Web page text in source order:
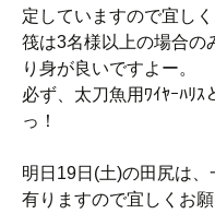
定していますので宜し
筏は3名様以上の場合の
り身が良いですよー。
必ず、太刀魚用ﾜｲﾔｰﾊﾘｽ
っ！
明日19日(土)の田尻は、
有りますので宜しくお